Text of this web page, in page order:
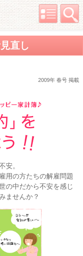
直し
2009年 春号 掲載
安。
用の方たちの解雇問題
の中だから不安を感じ
ませんか？